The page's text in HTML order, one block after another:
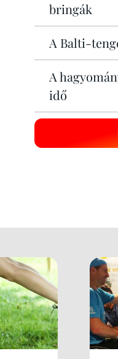
bringák
A Balti-
A
idő